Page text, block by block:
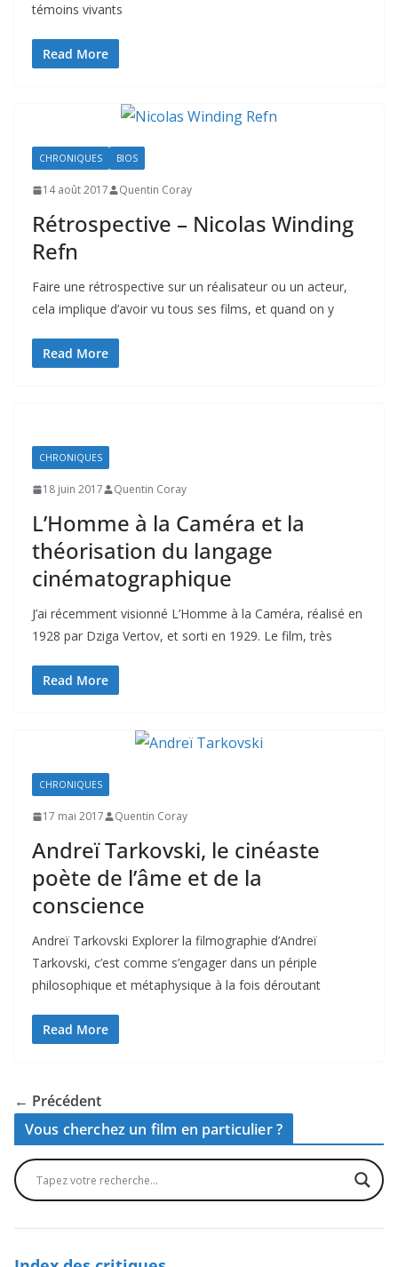
témoins vivants
Read More
CHRONIQUES BIOS
14 août 2017 Quentin Coray
Rétrospective – Nicolas Winding
Refn
Faire une rétrospective sur un réalisateur ou un acteur,
cela implique d’avoir vu tous ses films, et quand on y
Read More
CHRONIQUES
18 juin 2017 Quentin Coray
L’Homme à la Caméra et la
théorisation du langage
cinématographique
J’ai récemment visionné L’Homme à la Caméra, réalisé en
1928 par Dziga Vertov, et sorti en 1929. Le film, très
Read More
CHRONIQUES
17 mai 2017 Quentin Coray
Andreï Tarkovski, le cinéaste
poète de l’âme et de la
conscience
Andreï Tarkovski Explorer la filmographie d’Andreï
Tarkovski, c’est comme s’engager dans un périple
philosophique et métaphysique à la fois déroutant
Read More
← Précédent
Vous cherchez un film en particulier ?